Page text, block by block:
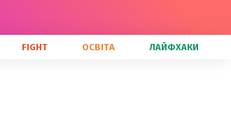
FIGHT ОСВІТА ЛАЙФХАКИ